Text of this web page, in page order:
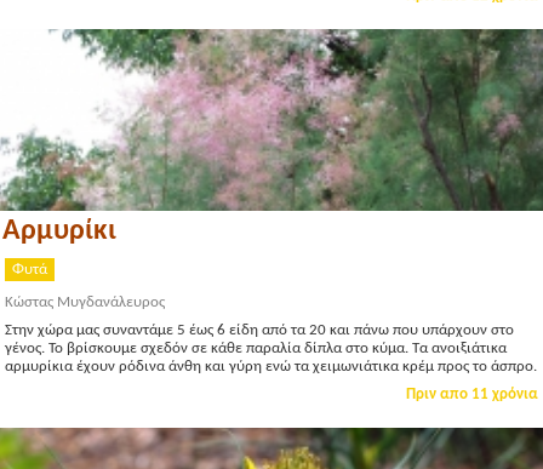
Αρμυρίκι
Φυτά
Κώστας Μυγδανάλευρος
Στην χώρα μας συναντάμε 5 έως 6 είδη από τα 20 και πάνω που υπάρχουν στο
γένος. Το βρίσκουμε σχεδόν σε κάθε παραλία δίπλα στο κύμα. Τα ανοιξιάτικα
αρμυρίκια έχουν ρόδινα άνθη και γύρη ενώ τα χειμωνιάτικα κρέμ προς το άσπρο.
Πριν απο 11 χρόνια